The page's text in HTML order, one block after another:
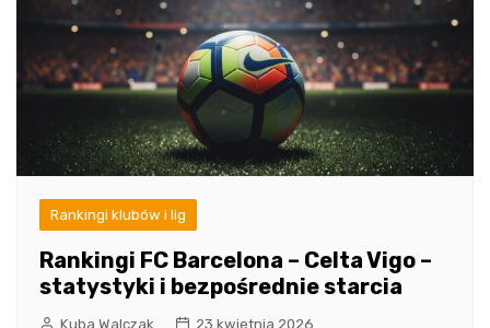
Rankingi klubów i lig
Rankingi FC Barcelona – Celta Vigo –
statystyki i bezpośrednie starcia
Kuba Walczak 23 kwietnia 2026